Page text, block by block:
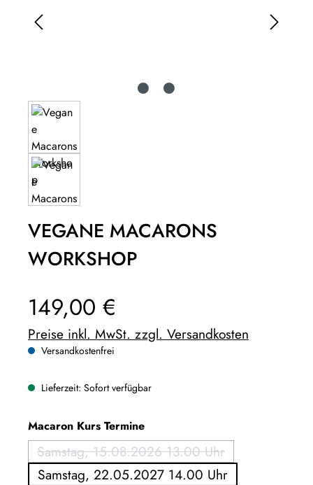
VEGANE MACARONS
WORKSHOP
Regulärer Preis:
149,00 €
Preise inkl. MwSt. zzgl. Versandkosten
Versandkostenfrei
Lieferzeit: Sofort verfügbar
Macaron Kurs Termineauswählen
Samstag, 15.08.2026 13.00 Uhr
(Diese Option ist zurzeit nicht
Samstag, 22.05.2027 14.00 Uhr